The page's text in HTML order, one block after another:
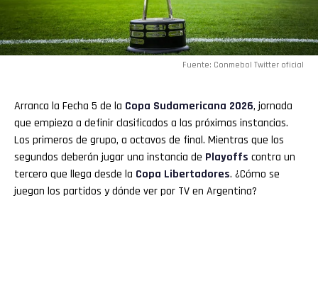
Fuente: Conmebol Twitter oficial
Arranca la Fecha 5 de la Copa Sudamericana 2026, jornada
que empieza a definir clasificados a las próximas instancias.
Los primeros de grupo, a octavos de final. Mientras que los
segundos deberán jugar una instancia de Playoffs contra un
tercero que llega desde la Copa Libertadores. ¿Cómo se
juegan los partidos y dónde ver por TV en Argentina?